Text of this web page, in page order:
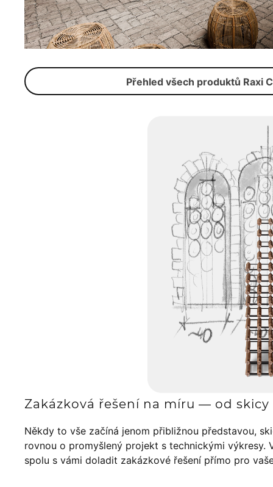
Přehled všech produktů Raxi
Zakázková řešení na míru — od
Někdy to vše začíná jenom přibližnou představou,
rovnou o promyšlený projekt s technickými výkresy.
spolu s vámi doladit zakázkové řešení přímo pro